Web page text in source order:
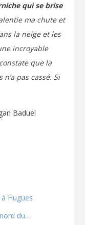
qui se brise
ma chute et
la neige et les
incroyable
que la
n’a pas cassé. Si
Baduel
Hugues
du…